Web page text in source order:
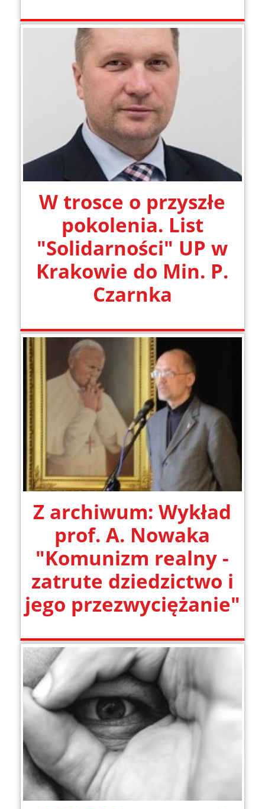
W trosce o przyszłe
pokolenia. List
"Solidarności" UP w
Krakowie do Min. P.
Czarnka
Z archiwum: Wykład
prof. A. Nowaka
"Komunizm realny -
zatrute dziedzictwo i
jego przezwyciężanie"